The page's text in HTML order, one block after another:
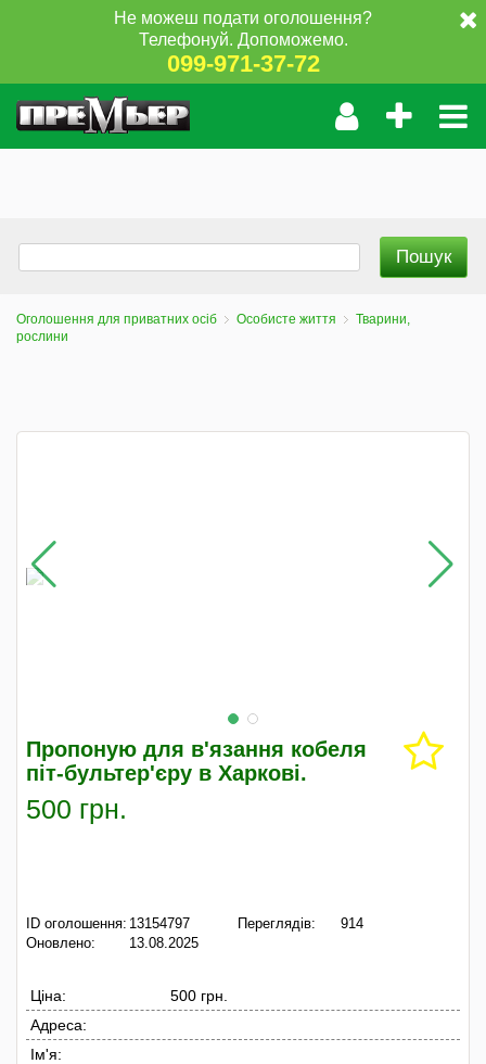
Не можеш подати оголошення?
Телефонуй. Допоможемо.
099-971-37-72
Оголошення для приватних осіб Особисте життя
Тварини,
рослини
Пропоную для в'язання кобеля
піт-бультер'єру в Харкові.
500 грн.
ID оголошення: 13154797
Оновлено:
13.08.2025
Переглядів: 914
Ціна:
500 грн.
Адреса:
Ім'я: